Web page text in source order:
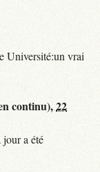
Université:un vrai
continu),22
a été